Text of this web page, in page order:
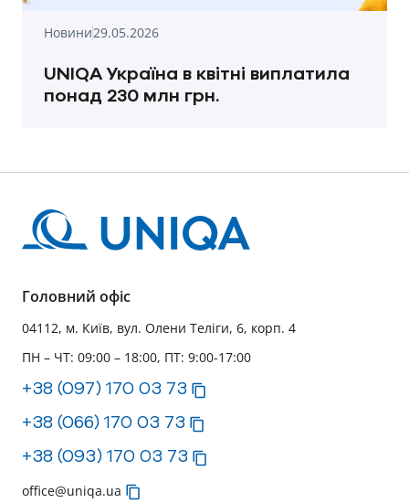
Новини29.05.2026
UNIQA Україна в квітні виплатила
понад 230 млн грн.
Головний офіс
04112, м. Київ, вул. Олени Теліги, 6, корп. 4
ПН – ЧТ: 09:00 – 18:00, ПТ: 9:00-17:00
+38 (097) 170 03 73
+38 (066) 170 03 73
+38 (093) 170 03 73
office@uniqa.ua